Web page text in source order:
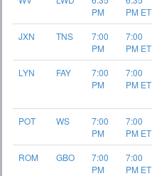
PM
PM ET
JXN
TNS
7:00
PM
7:00
PM ET
LYN
FAY
7:00
PM
7:00
PM ET
POT
WS
7:00
PM
7:00
PM ET
ROM
GBO
7:00
PM
7:00
PM ET